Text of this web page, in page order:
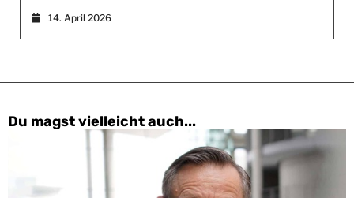
14. April 2026
Du magst vielleicht auch...